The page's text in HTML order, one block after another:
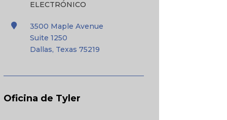
ELECTRÓNICO

3500 Maple Avenue
Suite 1250
Dallas, Texas 75219
Oficina de Tyler